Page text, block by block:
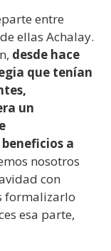
entre
ellas Achalay.
desde hace
que tenían
un
a
nosotros
con
formalizarlo
esa parte,